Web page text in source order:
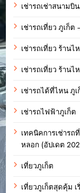
เช่ารถเช่าสนามบิ
เช่ารถเที่ยว ภูเก็
เช่ารถเที่ยว ร้าน
เช่ารถเที่ยว ร้าน
เช่ารถได้ที่ไหน ภูเ
เช่ารถไฟฟ้าภูเก็ต
เทคนิคการเช่าร
หลอก (อัปเดต
เที่ยวภูเก็ต
เที่ยวภูเก็ตสุดคุ้ม